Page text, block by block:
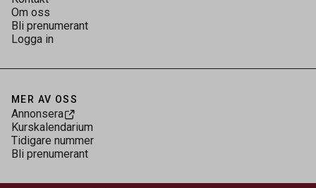
Om oss
Bli prenumerant
Logga in
MER AV OSS
Annonsera
Kurskalendarium
Tidigare nummer
Bli prenumerant